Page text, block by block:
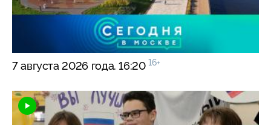
7 августа 2026 года. 16:20 16+